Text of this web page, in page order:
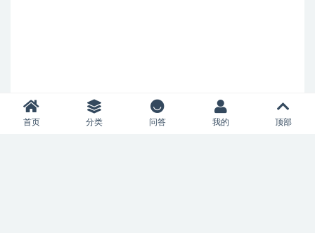
首页 分类 问答 我的 顶部